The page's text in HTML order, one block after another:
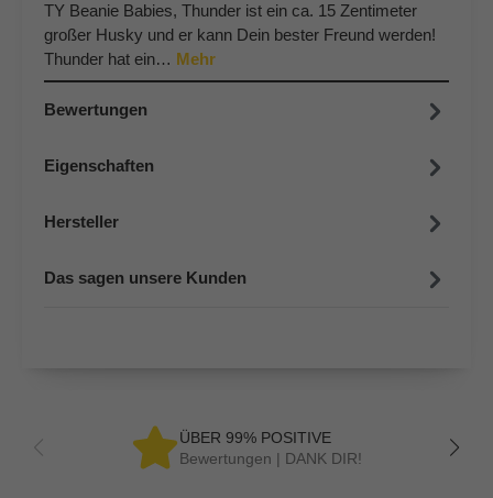
TY Beanie Babies, Thunder ist ein ca. 15 Zentimeter
großer Husky und er kann Dein bester Freund werden!
Thunder hat ein… Mehr
Bewertungen
Eigenschaften
Hersteller
Das sagen unsere Kunden
ÜBER 99% POSITIVE
Bewertungen | DANK DIR!